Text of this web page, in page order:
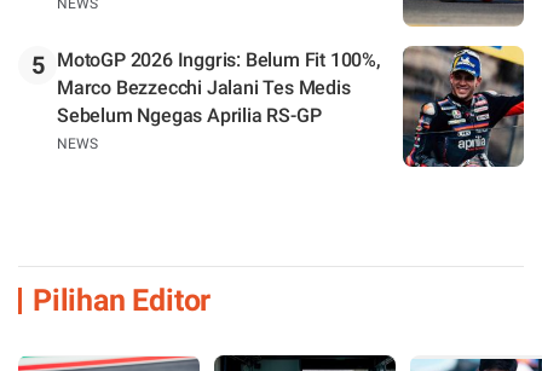
NEWS
5
MotoGP 2026 Inggris: Belum Fit 100%,
Marco Bezzecchi Jalani Tes Medis
Sebelum Ngegas Aprilia RS-GP
NEWS
Pilihan Editor